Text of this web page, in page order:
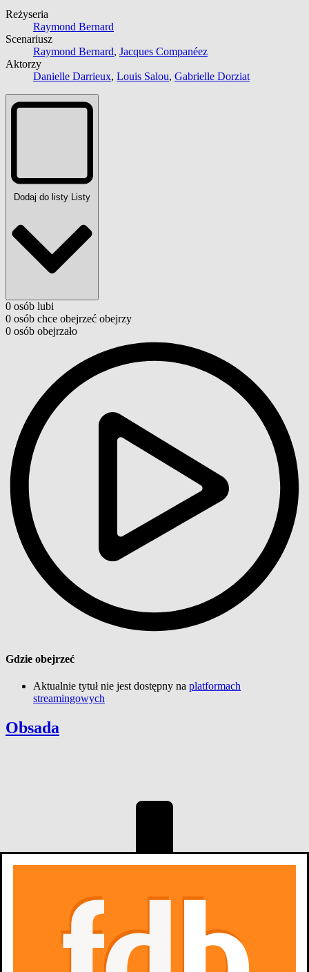
Reżyseria
Raymond Bernard
Scenariusz
Raymond Bernard, Jacques Companéez
Aktorzy
Danielle Darrieux, Louis Salou, Gabrielle Dorziat
Dodaj do listy Listy
0 osób lubi
0 osób chce obejrzeć obejrzy
0 osób obejrzało
Gdzie obejrzeć
Aktualnie tytuł nie jest dostępny na platformach
streamingowych
Obsada